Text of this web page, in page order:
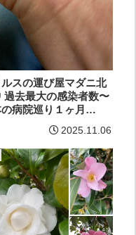
スの運び屋マダニ北
過去最大の感染者数〜
病院巡り１ヶ月
2025.11.06